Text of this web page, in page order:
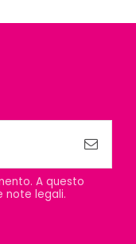
A questo
note legali.